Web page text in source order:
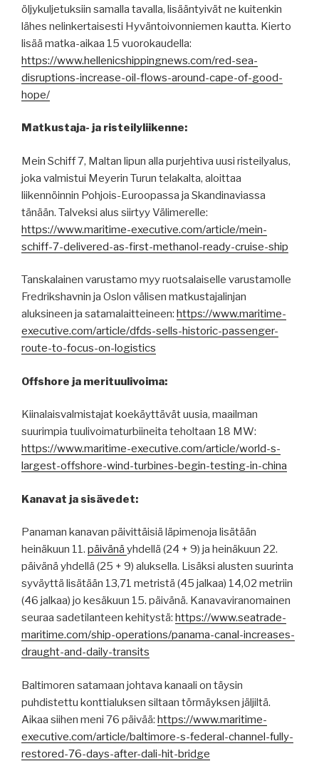
öljykuljetuksiin samalla tavalla, lisääntyivät ne kuitenkin
lähes nelinkertaisesti Hyväntoivonniemen kautta. Kierto
lisää matka-aikaa 15 vuorokaudella:
https://www.hellenicshippingnews.com/red-sea-
disruptions-increase-oil-flows-around-cape-of-good-
hope/
Matkustaja- ja risteilyliikenne:
Mein Schiff 7, Maltan lipun alla purjehtiva uusi risteilyalus,
joka valmistui Meyerin Turun telakalta, aloittaa
liikennöinnin Pohjois-Euroopassa ja Skandinaviassa
tänään. Talveksi alus siirtyy Välimerelle:
https://www.maritime-executive.com/article/mein-
schiff-7-delivered-as-first-methanol-ready-cruise-ship
Tanskalainen varustamo myy ruotsalaiselle varustamolle
Fredrikshavnin ja Oslon välisen matkustajalinjan
aluksineen ja satamalaitteineen: https://www.maritime-
executive.com/article/dfds-sells-historic-passenger-
route-to-focus-on-logistics
Offshore ja merituulivoima:
Kiinalaisvalmistajat koekäyttävät uusia, maailman
suurimpia tuulivoimaturbiineita teholtaan 18 MW:
https://www.maritime-executive.com/article/world-s-
largest-offshore-wind-turbines-begin-testing-in-china
Kanavat ja sisävedet:
Panaman kanavan päivittäisiä läpimenoja lisätään
heinäkuun 11. päivänä yhdellä (24 + 9) ja heinäkuun 22.
päivänä yhdellä (25 + 9) aluksella. Lisäksi alusten suurinta
syväyttä lisätään 13,71 metristä (45 jalkaa) 14,02 metriin
(46 jalkaa) jo kesäkuun 15. päivänä. Kanavaviranomainen
seuraa sadetilanteen kehitystä: https://www.seatrade-
maritime.com/ship-operations/panama-canal-increases-
draught-and-daily-transits
Baltimoren satamaan johtava kanaali on täysin
puhdistettu konttialuksen siltaan törmäyksen jäljiltä.
Aikaa siihen meni 76 päivää: https://www.maritime-
executive.com/article/baltimore-s-federal-channel-fully-
restored-76-days-after-dali-hit-bridge